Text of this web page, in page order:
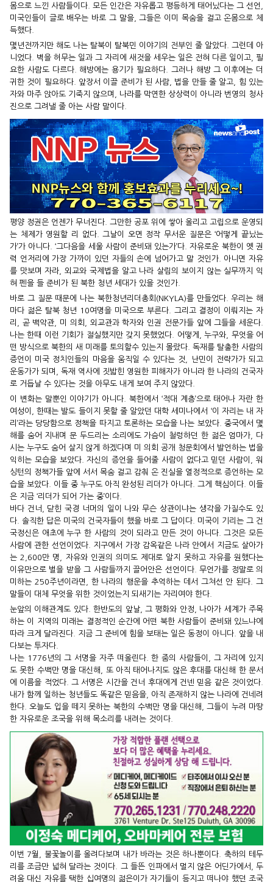
몸으로 느낀 사람들이다. 모든 인간은 자유롭고 평등하게 태어났다는 그 선언,
미국인들이 글로 배우는 바로 그 말을, 그들은 이미 목숨을 걸고 온몸으로 체
득했다.
몇년전까지만 해도 나는 탈북이 탈북민 이야기의 전부인 줄 알았다. 그런데 아
니었다. 벽을 허무는 일과 그 자리에 새것을 세우는 일은 전혀 다른 일이고, 필
요한 사람도 다르다. 해방에는 용기가 필요하다. 그러나 해방 그 이후에는 더
귀한 것이 필요하다. 앞장서 이끌 준비가 된 사람, 법을 만들 줄 알고, 힘 있는
자와 마주 앉아도 기죽지 않으며, 나라를 막연한 상상력이 아니라 번영의 청사
진으로 그려낼 줄 아는 사람 말이다.
평양 정권은 언젠가 무너진다. 그만한 공포 위에 쌓아 올리고 고립으로 운영되
는 체제가 영원할 리 없다. 그날이 오면 정작 무서운 질문은 ‘어떻게 끝났는
가’가 아니다. ‘그다음을 세울 사람이 준비돼 있는가’다. 자유로운 북한이 옛 권
력 언저리에 가장 가까이 있던 자들의 손에 넘어가고 말 것인가. 아니면 자유
를 맛보며 자라, 외교와 국제법을 알고 나라 살림의 보이지 않는 실무까지 익
혀 펜을 들 준비가 된 북한 청년 세대가 있을 것인가.
바로 그 질문 때문에 나는 북한청년리더총회(NKYLA)를 만들었다. 우리는 해
마다 젊은 탈북 청년 10여명을 미국으로 부른다. 그리고 결정이 이뤄지는 자
리, 곧 백악관, 미 의회, 외교관과 학자와 인권 전문가들 앞에 그들을 세운다.
나는 한때 이런 기회가 절실했지만 갖지 못했었다. 어떻게, 누구와, 무엇을 어
떤 방식으로 북한의 새 미래를 토의할수 있는지 몰랐다. 독재를 탈출한 사람의
증언이 미국 정치인들의 마음을 움직일 수 있다는 것, 난민이 전략가가 되고
운동가가 되며, 독재 역사에 짓밟힌 영원한 피해자가 아니라 한 나라의 건국자
로 거듭날 수 있다는 것을 아무도 내게 보여 주지 않았다.
이 변화는 말뿐인 이야기가 아니다. 북한에서 ‘적대 계층’으로 태어나 자란 한
여성이, 한때는 발도 들이지 못할 줄 알았던 대학 세미나에서 ‘이 자리는 내 자
리’라는 당당함으로 정책을 따지고 토론하는 모습을 나는 보았다. 중국에서 몇
해를 숨어 지내며 문 두드리는 소리에도 가슴이 철렁하던 한 젊은 엄마가, 다
시는 누구도 숨어 살지 않게 하겠다며 미 의회 공개 청문회에서 발언하는 법을
익히는 모습을 보았다. 자신의 증언을 들어줄 사람이 없다고 믿던 사람이, 워
싱턴의 정책가들 앞에 서서 목숨 걸고 감춰 온 진실을 열정적으로 증언하는 모
습을 보았다. 이들 중 누구도 아직 완성된 리더가 아니다. 그게 핵심이다. 이들
은 지금 ‘리더가 되어 가는 중’이다.
바다 건너, 닫힌 국경 너머의 일이 나와 무슨 상관이냐는 생각을 가질수도 있
다. 솔직한 답은 미국의 건국자들이 했을 바로 그 답이다. 미국이 기리는 그 건
국정신은 애초에 누구 한 사람의 것이 되라고 만든 것이 아니다. 그것은 모든
사람에 관한 선언이었다. 지구에서 가장 감옥같은 나라 안에서 지금도 살아가
는 2,600만 명, 자유와 인권의 의미도 제대로 알지 못하고 자유를 원했다는
이유만으로 벌을 받을 그 사람들까지 끌어안은 선언이다. 무언가를 정말로 의
미하는 250주년이라면, 한 나라의 행운을 추억하는 데서 그쳐선 안 된다. 그
말들이 대체 무엇을 위한 것이었는지 되새기는 자리여야 한다.
눈앞의 이해관계도 있다. 한반도의 앞날, 그 평화와 안정, 나아가 세계가 주목
하는 이 지역의 미래는 결정적인 순간에 어떤 북한 사람들이 준비돼 있느냐에
따라 크게 달라진다. 지금 그 준비에 힘을 보태는 일은 동정이 아니다. 앞을 내
다보는 투자다.
나는 1776년의 그 서명을 자주 떠올린다. 한 줌의 사람들이, 그 자리에 있지
도 못한 수백만 명을 대신해, 또 아직 태어나지도 않은 후대를 대신해 한 문서
에 이름을 적었다. 그 서명은 시간을 건너 후대에게 건넨 믿음 같은 것이었다.
내가 함께 일하는 청년들도 똑같은 믿음을, 아직 존재하지 않는 나라에 건네려
한다. 오늘도 입을 떼지 못하는 북한의 수백만 명을 대신해, 그들이 누려 마땅
한 자유로운 조국을 위해 목소리를 내려는 것이다.
이번 7월, 불꽃놀이를 올려다보며 내가 바라는 것은 하나뿐이다. 축하의 테두
리를 조금만 넓혀 달라는 것이다. 그 들뜬 인파에서 멀지 않은 어딘가에서, 두
려움 대신 자유를 택한 십여명의 젊은이가 자기들이 등지고 떠나야 했던 조국